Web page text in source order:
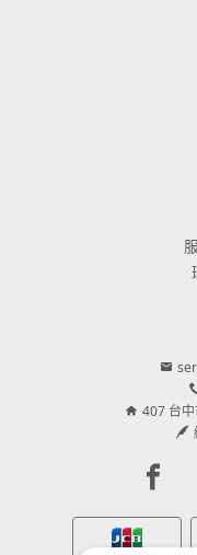
407 台